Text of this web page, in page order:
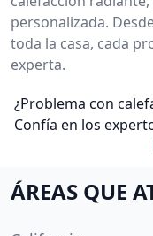
personalizada.
toda la casa, cada
experta.
¿Problema con
Confía en los
ÁREAS QUE